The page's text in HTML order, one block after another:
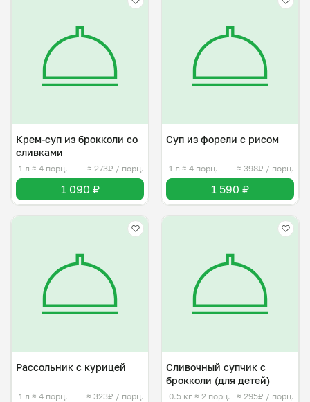
Крем-суп из брокколи со
сливками
1 л ≈ 4 порц. ≈ 273₽ / порц.
1 090 ₽
Суп из форели с рисом
1 л ≈ 4 порц. ≈ 398₽ / порц.
1 590 ₽
Рассольник с курицей
1 л ≈ 4 порц. ≈ 323₽ / порц.
Сливочный супчик с
брокколи (для детей)
0.5 кг ≈ 2 порц. ≈ 295₽ / порц.